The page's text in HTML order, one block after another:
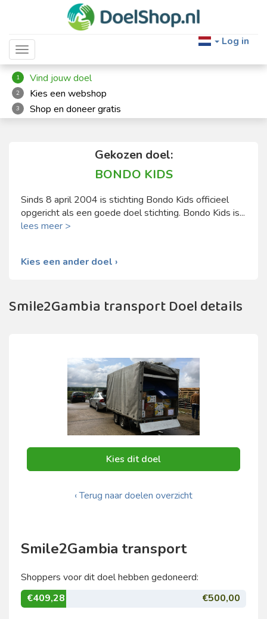
Toggle navigation
Log in
1 Vind jouw doel
2 Kies een webshop
3 Shop en doneer gratis
Gekozen doel:
BONDO KIDS
Sinds 8 april 2004 is stichting Bondo Kids officieel
opgericht als een goede doel stichting. Bondo Kids is...
lees meer >
Kies een ander doel ›
Smile2Gambia transport Doel details
Kies dit doel
‹ Terug naar doelen overzicht
Smile2Gambia transport
Shoppers voor dit doel hebben gedoneerd:
€409,28
€500,00